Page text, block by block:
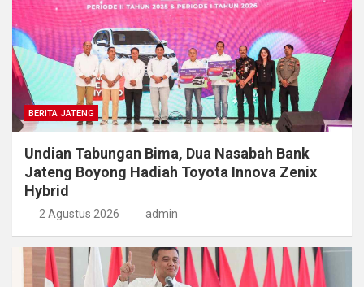
BERITA JATENG
Undian Tabungan Bima, Dua Nasabah Bank
Jateng Boyong Hadiah Toyota Innova Zenix
Hybrid
2 Agustus 2026 admin